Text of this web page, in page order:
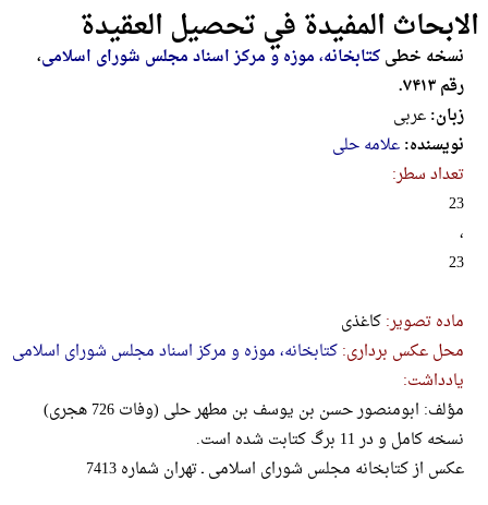
الابحاث المفیدة في تحصیل العقیدة
نسخه خطیکتابخانه، موزه و مرکز اسناد مجلس شورای اسلامی،
رقم ۷۴۱۳.
زبان:عربی
نویسنده:علامه حلی
تعداد سطر:
23
،
23
ماده تصویر:کاغذی
محل عکس برداری:کتابخانه، موزه و مرکز اسناد مجلس شورای اسلامی
یادداشت:
مؤلف: ابومنصور حسن بن یوسف بن مطهر حلی (وفات 726 هجری)
نسخه کامل و در 11 برگ کتابت شده است.
عکس از کتابخانه مجلس شورای اسلامی ـ تهران شماره 7413